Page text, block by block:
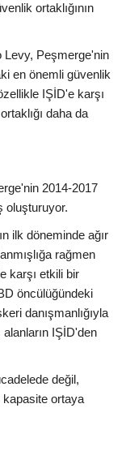
ortaklığının
Levy, Peşmerge'nin
en önemli güvenlik
IŞİD'e karşı
daha da
2014-2017
oluşturuyor.
ilk döneminde ağır
rağmen
karşı etkili bir
öncülüğündeki
danışmanlığıyla
IŞİD'den
değil,
ortaya